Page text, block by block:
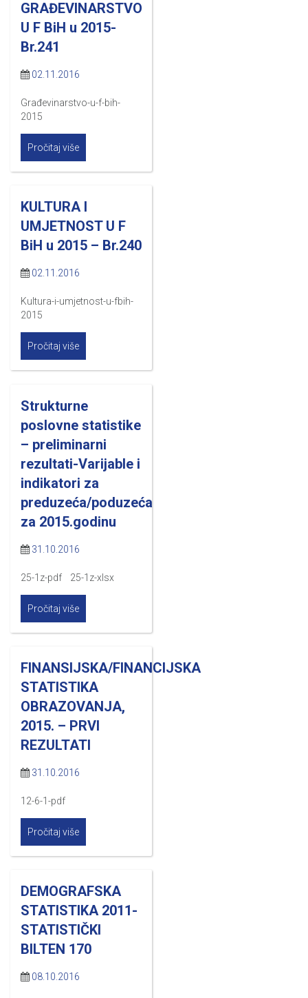
GRAĐEVINARSTVO
U F BiH u 2015-
Br.241
02.11.2016
Građevinarstvo-u-f-bih-
2015
Pročitaj više
KULTURA I
UMJETNOST U F
BiH u 2015 – Br.240
02.11.2016
Kultura-i-umjetnost-u-fbih-
2015
Pročitaj više
Strukturne
poslovne statistike
– preliminarni
rezultati-Varijable i
indikatori za
preduzeća/poduzeća
za 2015.godinu
31.10.2016
25-1z-pdf 25-1z-xlsx
Pročitaj više
FINANSIJSKA/FINANCIJSKA
STATISTIKA
OBRAZOVANJA,
2015. – PRVI
REZULTATI
31.10.2016
12-6-1-pdf
Pročitaj više
DEMOGRAFSKA
STATISTIKA 2011-
STATISTIČKI
BILTEN 170
08.10.2016